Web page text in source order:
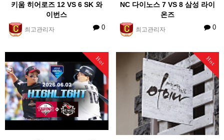
키움 히어로즈 12 VS 6 SK 와
이번스
최고관리자 0
NC 다이노스 7 VS 8 삼성 라이
온즈
최고관리자 0
Hot Hot